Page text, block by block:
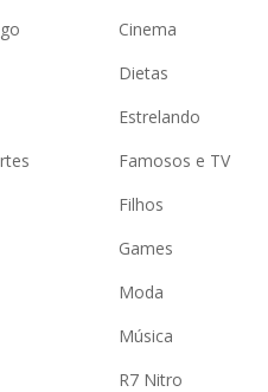
Cinema
Dietas
Estrelando
Famosos e TV
Filhos
Games
Moda
Música
R7 Nitro